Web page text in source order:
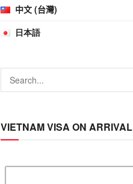
中文 (台灣)
日本語
VIETNAM VISA ON ARRIVAL